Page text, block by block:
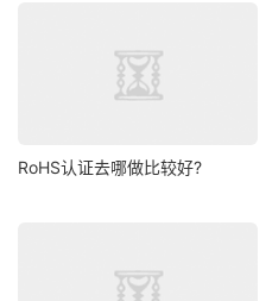
RoHS认证去哪做比较好?